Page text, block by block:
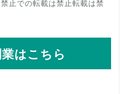
止での転載は禁止転載は禁
業はこちら